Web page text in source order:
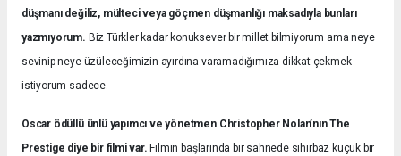
düşmanı değiliz, mülteci veya göçmen düşmanlığı maksadıyla bunları
yazmıyorum. Biz Türkler kadar konuksever bir millet bilmiyorum ama neye
sevinip neye üzüleceğimizin ayırdına varamadığımıza dikkat çekmek
istiyorum sadece.
Oscar ödüllü ünlü yapımcı ve yönetmen Christopher Nolan’nın The
Prestige diye bir filmi var. Filmin başlarında bir sahnede sihirbaz küçük bir